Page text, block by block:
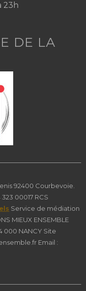
23h
DE LA
92400 Courbevoie.
00017 RCS
Service de médiation
MIEUX ENSEMBLE
000 NANCY Site
Email :